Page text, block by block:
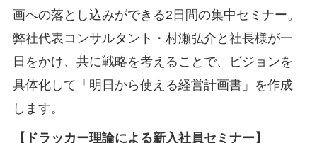
画への落とし込みができる2日間の集中セミナー。
弊社代表コンサルタント・村瀬弘介と社長様が一
日をかけ、共に戦略を考えることで、ビジョンを
具体化して「明日から使える経営計画書」を作成
します。
【ドラッカー理論による新入社員セミナー】